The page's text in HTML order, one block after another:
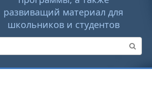
развиващий материал для
школьников и студентов